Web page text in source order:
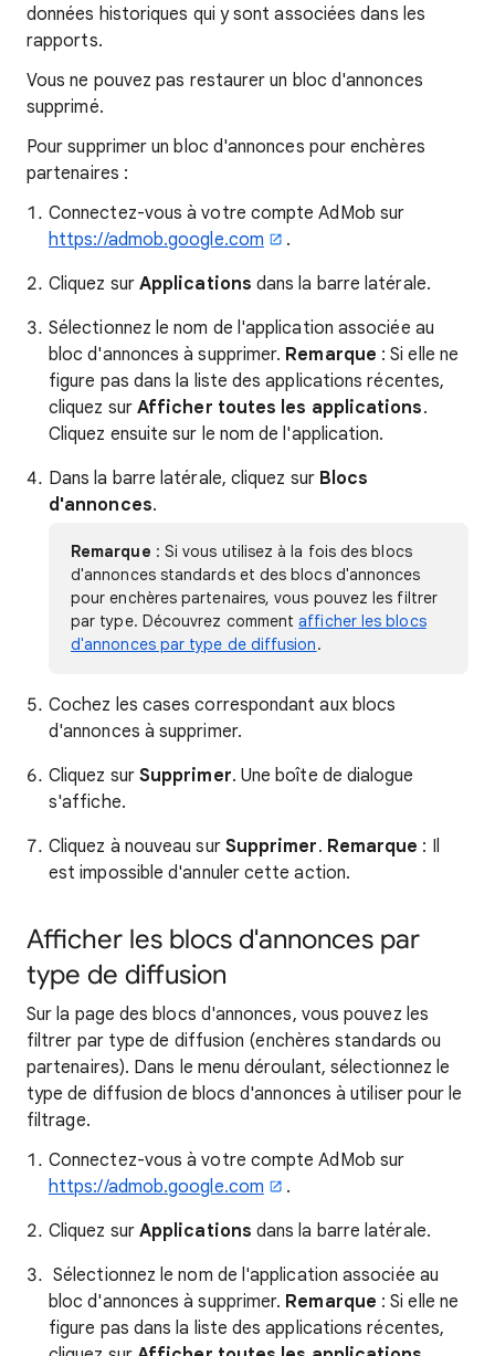
données historiques qui y sont associées dans les
rapports.
Vous ne pouvez pas restaurer un bloc d'annonces
supprimé.
Pour supprimer un bloc d'annonces pour enchères
partenaires :
Connectez-vous à votre compte AdMob sur
https://admob.google.com
.
Cliquez sur Applications dans la barre latérale.
Sélectionnez le nom de l'application associée au
bloc d'annonces à supprimer. Remarque : Si elle ne
figure pas dans la liste des applications récentes,
cliquez sur Afficher toutes les applications.
Cliquez ensuite sur le nom de l'application.
Dans la barre latérale, cliquez sur Blocs
d'annonces.
Remarque : Si vous utilisez à la fois des blocs
d'annonces standards et des blocs d'annonces
pour enchères partenaires, vous pouvez les filtrer
par type. Découvrez commentafficher les blocs
d'annonces par type de diffusion.
Cochez les cases correspondant aux blocs
d'annonces à supprimer.
Cliquez sur Supprimer. Une boîte de dialogue
s'affiche.
Cliquez à nouveau sur Supprimer. Remarque : Il
est impossible d'annuler cette action.
Afficher les blocs d'annonces par
type de diffusion
Sur la page des blocs d'annonces, vous pouvez les
filtrer par type de diffusion (enchères standards ou
partenaires). Dans le menu déroulant, sélectionnez le
type de diffusion de blocs d'annonces à utiliser pour le
filtrage.
Connectez-vous à votre compte AdMob sur
https://admob.google.com
.
Cliquez sur Applications dans la barre latérale.
Sélectionnez le nom de l'application associée au
bloc d'annonces à supprimer. Remarque : Si elle ne
figure pas dans la liste des applications récentes,